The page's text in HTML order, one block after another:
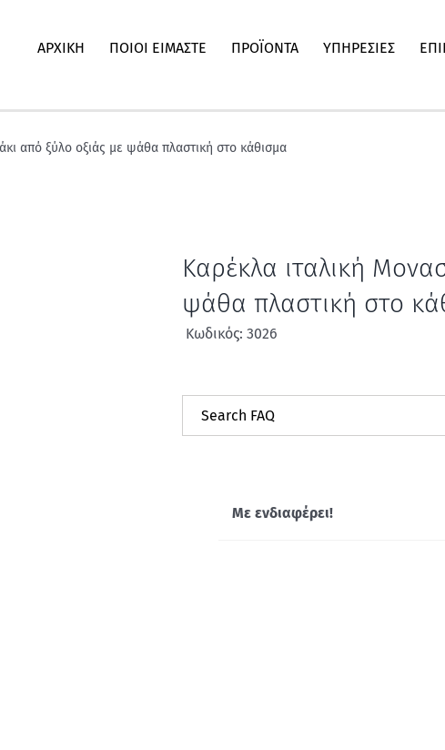
ΑΡΧΙΚΗ ΠΟΙΟΙ ΕΙΜΑΣΤΕ ΠΡΟΪΟΝΤΑ ΥΠΗΡΕΣΙΕΣ
από ξύλο οξιάς με ψάθα πλαστική στο κάθισμα
Καρέκλα ιταλική
ψάθα πλαστική στο
Κωδικός: 3026
Με ενδιαφέρει!